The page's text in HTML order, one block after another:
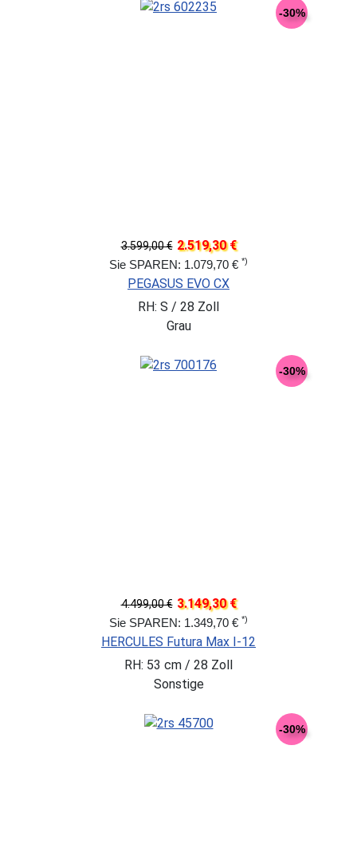
-30%
3.599,00 € 2.519,30 €
Sie SPAREN: 1.079,70 € *)
PEGASUS EVO CX
RH: S / 28 Zoll
Grau
-30%
4.499,00 € 3.149,30 €
Sie SPAREN: 1.349,70 € *)
HERCULES Futura Max I-12
RH: 53 cm / 28 Zoll
Sonstige
-30%